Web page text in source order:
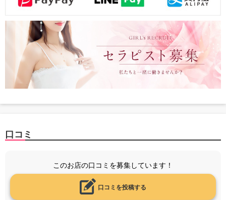
口コミ
このお店の口コミを募集しています！
口コミを投稿する